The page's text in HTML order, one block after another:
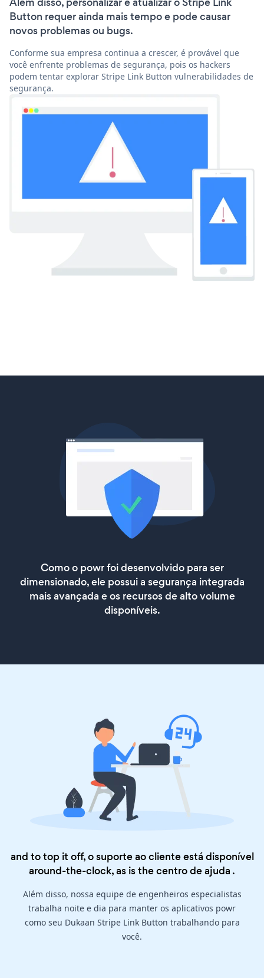
Button requer ainda mais tempo e pode causar
novos problemas ou bugs.
Conforme sua empresa continua a crescer, é provável que
você enfrente problemas de segurança, pois os hackers
podem tentar explorar Stripe Link Button vulnerabilidades de
segurança.
Como o powr foi desenvolvido para ser
dimensionado, ele possui a segurança integrada
mais avançada e os recursos de alto volume
disponíveis.
and to top it off, o suporte ao cliente está disponível
around-the-clock, as is thecentro de ajuda .
Além disso, nossa equipe de engenheiros especialistas
trabalha noite e dia para manter os aplicativos powr
como seu Dukaan Stripe Link Button trabalhando para
você.